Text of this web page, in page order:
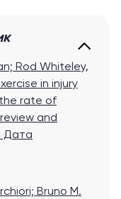
Rod Whiteley,
in injury
rate of
and
Дата
Bruno M.